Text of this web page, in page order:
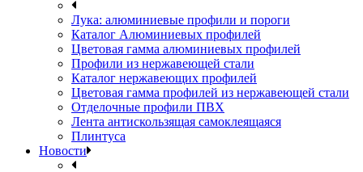
Лука: алюминиевые профили и пороги
Каталог Алюминиевых профилей
Цветовая гамма алюминиевых профилей
Профили из нержавеющей стали
Каталог нержавеющих профилей
Цветовая гамма профилей из нержавеющей стали
Отделочные профили ПВХ
Лента антискользящая самоклеящаяся
Плинтуса
Новости